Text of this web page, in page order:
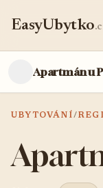
EasyUbytko
Apartmán u
UBYTOVÁNÍ/